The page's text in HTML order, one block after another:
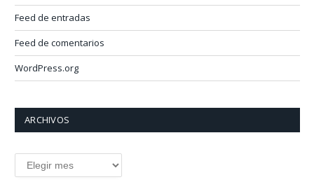
Feed de entradas
Feed de comentarios
WordPress.org
ARCHIVOS
Archivos